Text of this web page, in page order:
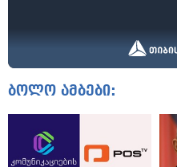
ბოლო ამბები: